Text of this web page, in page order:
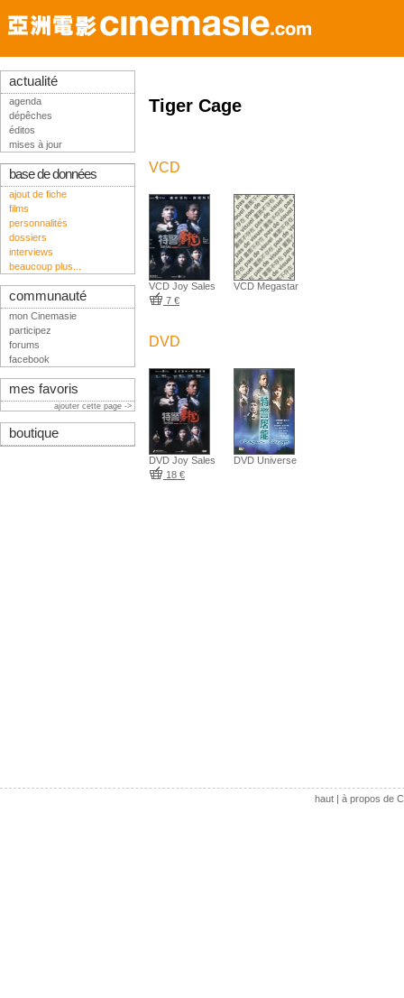
Tiger Cage
VCD
VCD Joy Sales
7 €
VCD Megastar
DVD
DVD Joy Sales
18 €
DVD Universe
actualité
agenda
dépêches
éditos
mises à jour
base de données
ajout de fiche
films
personnalités
dossiers
interviews
beaucoup plus...
communauté
mon Cinemasie
participez
forums
facebook
mes favoris
ajouter cette page ->
boutique
haut| à propos de